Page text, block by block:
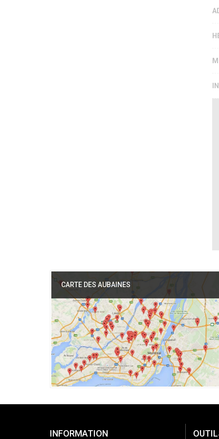
CARTE DES AUBAINES
INFORMATION